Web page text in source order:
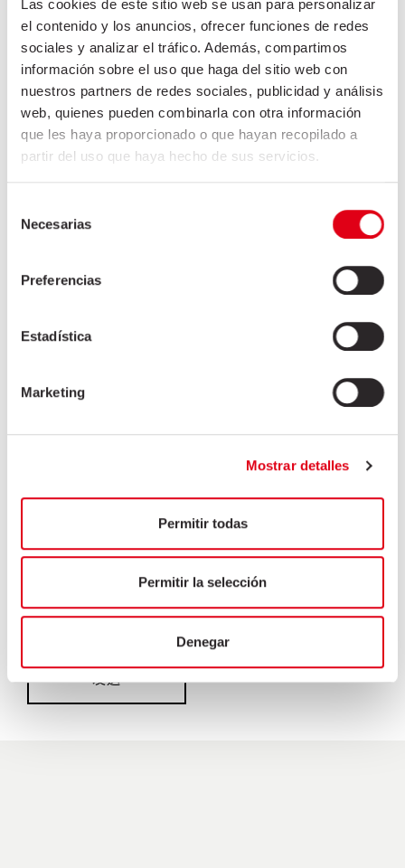
Las cookies de este sitio web se usan para personalizar
el contenido y los anuncios, ofrecer funciones de redes
sociales y analizar el tráfico. Además, compartimos
información sobre el uso que haga del sitio web con
nuestros partners de redes sociales, publicidad y análisis
web, quienes pueden combinarla con otra información
que les haya proporcionado o que hayan recopilado a
partir del uso que haya hecho de sus servicios.
Necesarias
Preferencias
Estadística
Marketing
Mostrar detalles
Permitir todas
Permitir la selección
Denegar
为了回应你的问题或请求，FRISELVA, S.A.将负责处理
你的有关数据。你可以访问、更正或删除相关数据，也
可以通过在我们的隐私政策中查询关于数据保护的详细
在处理本人咨询或请求时需处理本人信息，对此，本
人已阅读并同意隐私政策中的相关条件。